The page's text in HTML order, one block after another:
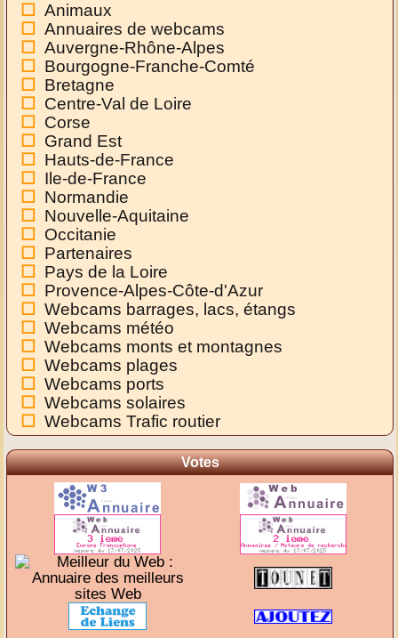
Animaux
Annuaires de webcams
Auvergne-Rhône-Alpes
Bourgogne-Franche-Comté
Bretagne
Centre-Val de Loire
Corse
Grand Est
Hauts-de-France
Ile-de-France
Normandie
Nouvelle-Aquitaine
Occitanie
Partenaires
Pays de la Loire
Provence-Alpes-Côte-d'Azur
Webcams barrages, lacs, étangs
Webcams météo
Webcams monts et montagnes
Webcams plages
Webcams ports
Webcams solaires
Webcams Trafic routier
Votes